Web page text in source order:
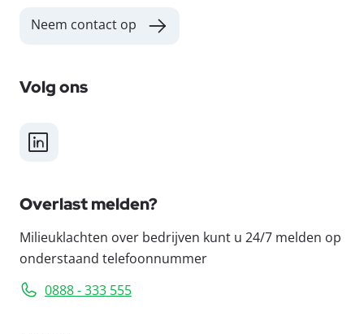
Neem contact op
Volg ons
LinkedIn
Overlast melden?
Milieuklachten over bedrijven kunt u 24/7 melden op
onderstaand telefoonnummer
0888 - 333 555